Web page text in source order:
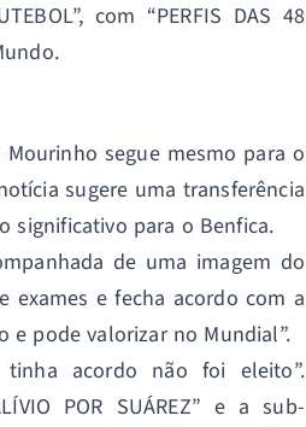
com “PERFIS DAS 48
segue mesmo para o
sugere uma transferência
significativo para o Benfica.
de uma imagem do
exames e fecha acordo com a
e pode valorizar no Mundial”.
acordo não foi eleito”.
POR SUÁREZ” e a sub-